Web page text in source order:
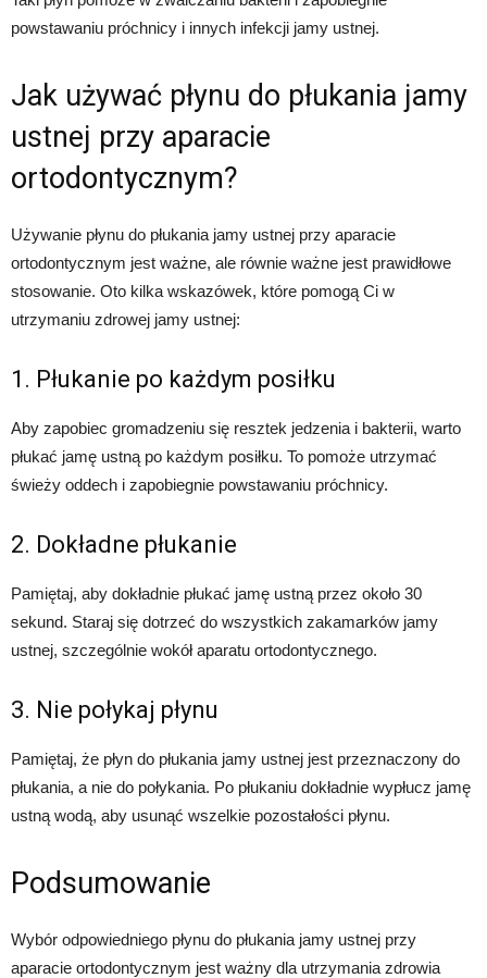
powstawaniu próchnicy i innych infekcji jamy ustnej.
Jak używać płynu do płukania jamy
ustnej przy aparacie
ortodontycznym?
Używanie płynu do płukania jamy ustnej przy aparacie
ortodontycznym jest ważne, ale równie ważne jest prawidłowe
stosowanie. Oto kilka wskazówek, które pomogą Ci w
utrzymaniu zdrowej jamy ustnej:
1. Płukanie po każdym posiłku
Aby zapobiec gromadzeniu się resztek jedzenia i bakterii, warto
płukać jamę ustną po każdym posiłku. To pomoże utrzymać
świeży oddech i zapobiegnie powstawaniu próchnicy.
2. Dokładne płukanie
Pamiętaj, aby dokładnie płukać jamę ustną przez około 30
sekund. Staraj się dotrzeć do wszystkich zakamarków jamy
ustnej, szczególnie wokół aparatu ortodontycznego.
3. Nie połykaj płynu
Pamiętaj, że płyn do płukania jamy ustnej jest przeznaczony do
płukania, a nie do połykania. Po płukaniu dokładnie wypłucz jamę
ustną wodą, aby usunąć wszelkie pozostałości płynu.
Podsumowanie
Wybór odpowiedniego płynu do płukania jamy ustnej przy
aparacie ortodontycznym jest ważny dla utrzymania zdrowia